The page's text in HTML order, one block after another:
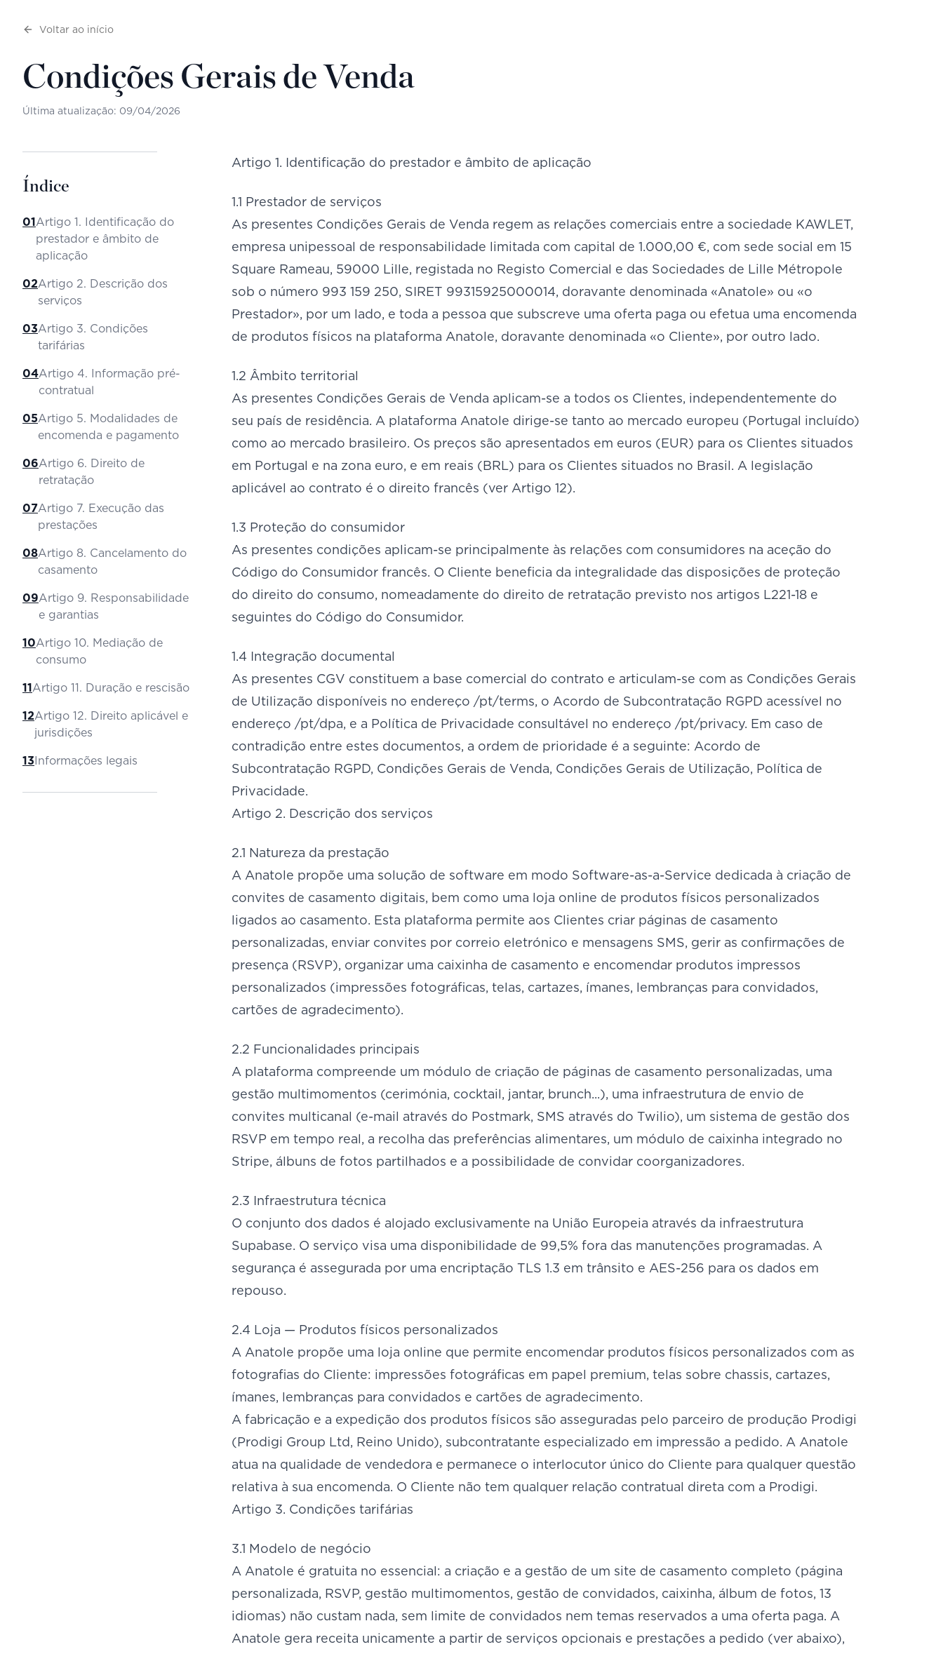
Voltar ao início
Condições Gerais de Venda
Última atualização: 09/04/2026
Índice
01Artigo 1. Identificação do
prestador e âmbito de
aplicação
02Artigo 2. Descrição dos
serviços
03Artigo 3. Condições
tarifárias
04Artigo 4. Informação pré-
contratual
05Artigo 5. Modalidades de
encomenda e pagamento
06Artigo 6. Direito de
retratação
07Artigo 7. Execução das
prestações
08Artigo 8. Cancelamento do
casamento
09Artigo 9. Responsabilidade
e garantias
10Artigo 10. Mediação de
consumo
11Artigo 11. Duração e rescisão
12Artigo 12. Direito aplicável e
jurisdições
13Informações legais
Artigo 1. Identificação do prestador e âmbito de aplicação
1.1 Prestador de serviços
As presentes Condições Gerais de Venda regem as relações comerciais entre a sociedade KAWLET,
empresa unipessoal de responsabilidade limitada com capital de 1.000,00 €, com sede social em 15
Square Rameau, 59000 Lille, registada no Registo Comercial e das Sociedades de Lille Métropole
sob o número 993 159 250, SIRET 99315925000014, doravante denominada «Anatole» ou «o
Prestador», por um lado, e toda a pessoa que subscreve uma oferta paga ou efetua uma encomenda
de produtos físicos na plataforma Anatole, doravante denominada «o Cliente», por outro lado.
1.2 Âmbito territorial
As presentes Condições Gerais de Venda aplicam-se a todos os Clientes, independentemente do
seu país de residência. A plataforma Anatole dirige-se tanto ao mercado europeu (Portugal incluído)
como ao mercado brasileiro. Os preços são apresentados em euros (EUR) para os Clientes situados
em Portugal e na zona euro, e em reais (BRL) para os Clientes situados no Brasil. A legislação
aplicável ao contrato é o direito francês (ver Artigo 12).
1.3 Proteção do consumidor
As presentes condições aplicam-se principalmente às relações com consumidores na aceção do
Código do Consumidor francês. O Cliente beneficia da integralidade das disposições de proteção
do direito do consumo, nomeadamente do direito de retratação previsto nos artigos L221-18 e
seguintes do Código do Consumidor.
1.4 Integração documental
As presentes CGV constituem a base comercial do contrato e articulam-se com as Condições Gerais
de Utilização disponíveis no endereço /pt/terms, o Acordo de Subcontratação RGPD acessível no
endereço /pt/dpa, e a Política de Privacidade consultável no endereço /pt/privacy. Em caso de
contradição entre estes documentos, a ordem de prioridade é a seguinte: Acordo de
Subcontratação RGPD, Condições Gerais de Venda, Condições Gerais de Utilização, Política de
Privacidade.
Artigo 2. Descrição dos serviços
2.1 Natureza da prestação
A Anatole propõe uma solução de software em modo Software-as-a-Service dedicada à criação de
convites de casamento digitais, bem como uma loja online de produtos físicos personalizados
ligados ao casamento. Esta plataforma permite aos Clientes criar páginas de casamento
personalizadas, enviar convites por correio eletrónico e mensagens SMS, gerir as confirmações de
presença (RSVP), organizar uma caixinha de casamento e encomendar produtos impressos
personalizados (impressões fotográficas, telas, cartazes, ímanes, lembranças para convidados,
cartões de agradecimento).
2.2 Funcionalidades principais
A plataforma compreende um módulo de criação de páginas de casamento personalizadas, uma
gestão multimomentos (cerimónia, cocktail, jantar, brunch...), uma infraestrutura de envio de
convites multicanal (e-mail através do Postmark, SMS através do Twilio), um sistema de gestão dos
RSVP em tempo real, a recolha das preferências alimentares, um módulo de caixinha integrado no
Stripe, álbuns de fotos partilhados e a possibilidade de convidar coorganizadores.
2.3 Infraestrutura técnica
O conjunto dos dados é alojado exclusivamente na União Europeia através da infraestrutura
Supabase. O serviço visa uma disponibilidade de 99,5% fora das manutenções programadas. A
segurança é assegurada por uma encriptação TLS 1.3 em trânsito e AES-256 para os dados em
repouso.
2.4 Loja — Produtos físicos personalizados
A Anatole propõe uma loja online que permite encomendar produtos físicos personalizados com as
fotografias do Cliente: impressões fotográficas em papel premium, telas sobre chassis, cartazes,
ímanes, lembranças para convidados e cartões de agradecimento.
A fabricação e a expedição dos produtos físicos são asseguradas pelo parceiro de produção Prodigi
(Prodigi Group Ltd, Reino Unido), subcontratante especializado em impressão a pedido. A Anatole
atua na qualidade de vendedora e permanece o interlocutor único do Cliente para qualquer questão
relativa à sua encomenda. O Cliente não tem qualquer relação contratual direta com a Prodigi.
Artigo 3. Condições tarifárias
3.1 Modelo de negócio
A Anatole é gratuita no essencial: a criação e a gestão de um site de casamento completo (página
personalizada, RSVP, gestão multimomentos, gestão de convidados, caixinha, álbum de fotos, 13
idiomas) não custam nada, sem limite de convidados nem temas reservados a uma oferta paga. A
Anatole gera receita unicamente a partir de serviços opcionais e prestações a pedido (ver abaixo),